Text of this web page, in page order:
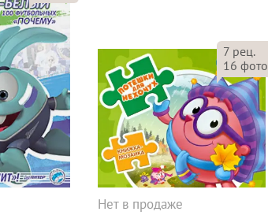
7рец.
16 фото
Нет в продаже